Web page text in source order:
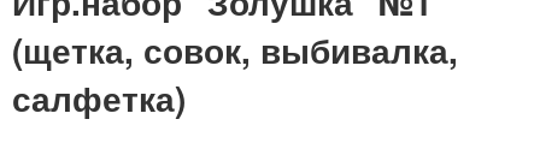
(щетка, совок, выбивалка,
салфетка)